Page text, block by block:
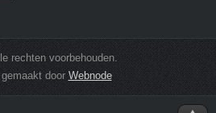
rechten voorbehouden.
door Webnode